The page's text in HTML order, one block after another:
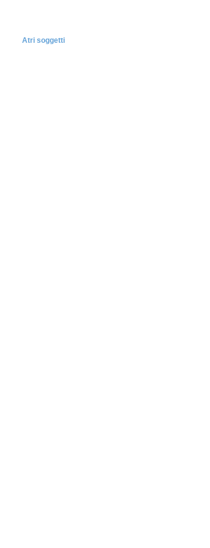
Atri soggetti